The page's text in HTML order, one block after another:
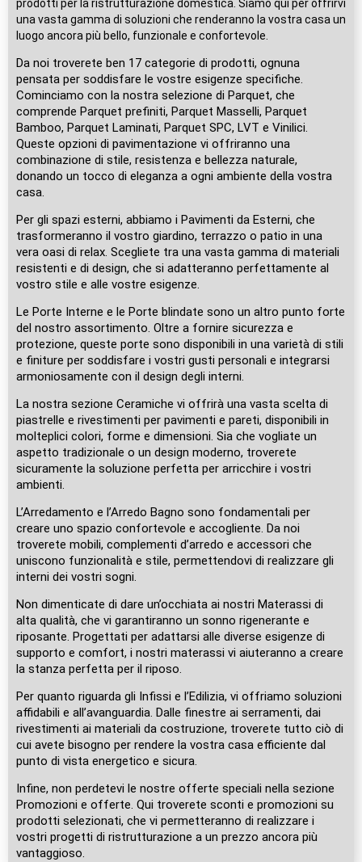
prodotti per la ristrutturazione domestica. Siamo qui per offrirvi
una vasta gamma di soluzioni che renderanno la vostra casa un
luogo ancora più bello, funzionale e confortevole.
Da noi troverete ben 17 categorie di prodotti, ognuna
pensata per soddisfare le vostre esigenze specifiche.
Cominciamo con la nostra selezione di Parquet, che
comprende Parquet prefiniti, Parquet Masselli, Parquet
Bamboo, Parquet Laminati, Parquet SPC, LVT e Vinilici.
Queste opzioni di pavimentazione vi offriranno una
combinazione di stile, resistenza e bellezza naturale,
donando un tocco di eleganza a ogni ambiente della vostra
casa.
Per gli spazi esterni, abbiamo i Pavimenti da Esterni, che
trasformeranno il vostro giardino, terrazzo o patio in una
vera oasi di relax. Scegliete tra una vasta gamma di materiali
resistenti e di design, che si adatteranno perfettamente al
vostro stile e alle vostre esigenze.
Le Porte Interne e le Porte blindate sono un altro punto forte
del nostro assortimento. Oltre a fornire sicurezza e
protezione, queste porte sono disponibili in una varietà di stili
e finiture per soddisfare i vostri gusti personali e integrarsi
armoniosamente con il design degli interni.
La nostra sezione Ceramiche vi offrirà una vasta scelta di
piastrelle e rivestimenti per pavimenti e pareti, disponibili in
molteplici colori, forme e dimensioni. Sia che vogliate un
aspetto tradizionale o un design moderno, troverete
sicuramente la soluzione perfetta per arricchire i vostri
ambienti.
L’Arredamento e l’Arredo Bagno sono fondamentali per
creare uno spazio confortevole e accogliente. Da noi
troverete mobili, complementi d’arredo e accessori che
uniscono funzionalità e stile, permettendovi di realizzare gli
interni dei vostri sogni.
Non dimenticate di dare un’occhiata ai nostri Materassi di
alta qualità, che vi garantiranno un sonno rigenerante e
riposante. Progettati per adattarsi alle diverse esigenze di
supporto e comfort, i nostri materassi vi aiuteranno a creare
la stanza perfetta per il riposo.
Per quanto riguarda gli Infissi e l’Edilizia, vi offriamo soluzioni
affidabili e all’avanguardia. Dalle finestre ai serramenti, dai
rivestimenti ai materiali da costruzione, troverete tutto ciò di
cui avete bisogno per rendere la vostra casa efficiente dal
punto di vista energetico e sicura.
Infine, non perdetevi le nostre offerte speciali nella sezione
Promozioni e offerte. Qui troverete sconti e promozioni su
prodotti selezionati, che vi permetteranno di realizzare i
vostri progetti di ristrutturazione a un prezzo ancora più
vantaggioso.